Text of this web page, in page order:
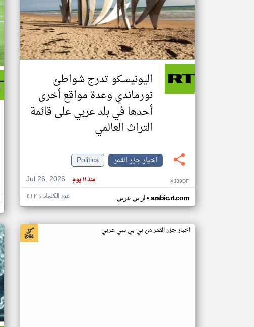
اليونيسكو تدرج شواطئ
نورماندي وعدة مواقع أخرى
أحدها في بلد عربي على قائمة
التراث العالمي
اخبار جزر القمر
Politics
Jul 26, 2026
منذ ١١ يوم XJ39DF
ار تي عربي• arabic.rt.com عدد الكلمات: ٤١٢
اخبار جزر القمر من بي بي سي عربي